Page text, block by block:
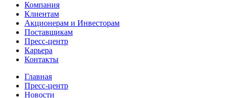
Компания
Клиентам
Акционерам и Инвесторам
Поставщикам
Пресс-центр
Карьера
Контакты
Главная
Пресс-центр
Новости